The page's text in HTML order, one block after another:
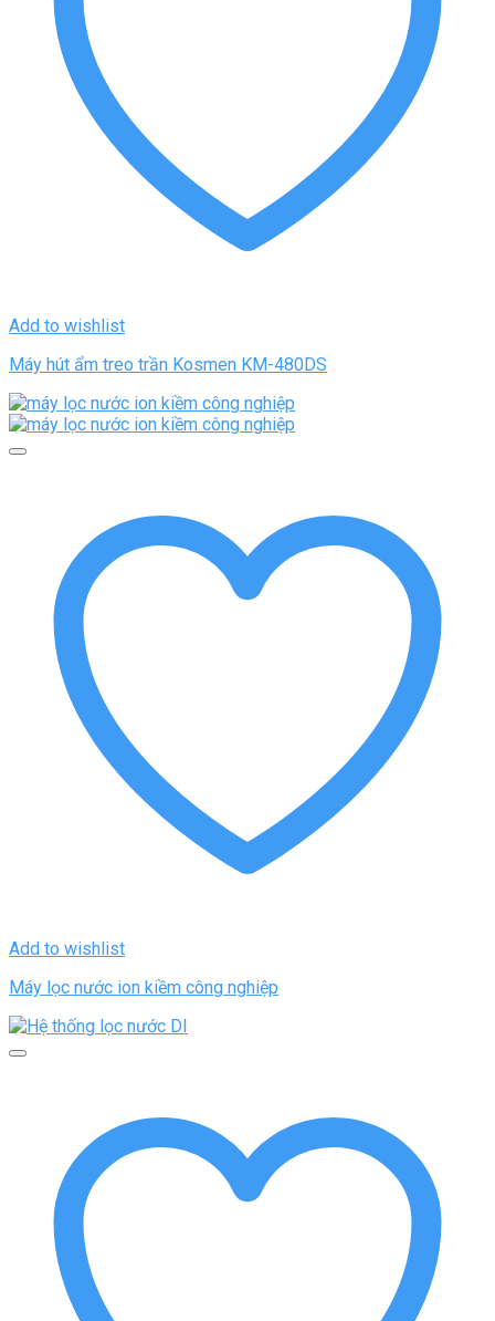
Add to wishlist
Máy hút ẩm treo trần Kosmen KM-480DS
Add to wishlist
Máy lọc nước ion kiềm công nghiệp